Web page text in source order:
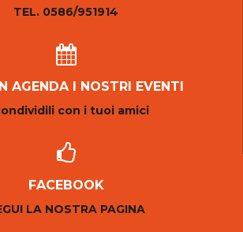
TEL. 0586/951914
AGENDA I NOSTRI EVENTI
con i tuoi amici
FACEBOOK
LA NOSTRA PAGINA